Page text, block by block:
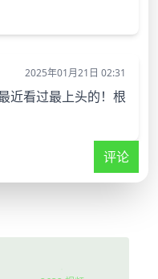
2025年01月21日 02:31
近看过最上头的！根
评论